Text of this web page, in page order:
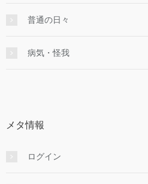
普通の日々
病気・怪我
メタ情報
ログイン